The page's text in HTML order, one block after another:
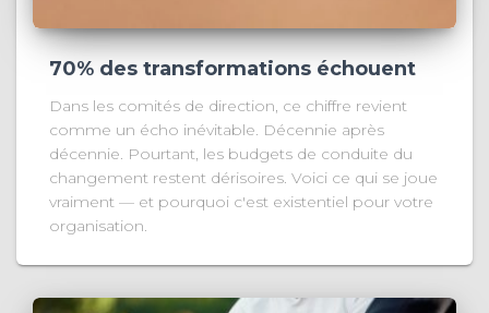
70% des transformations échouent
Dans les comités de direction, ce chiffre revient
comme un écho inévitable. Décennie après
décennie. Pourtant, les budgets de conduite du
changement restent dérisoires. Voici ce qui se joue
vraiment — et pourquoi c'est existentiel pour votre
organisation.